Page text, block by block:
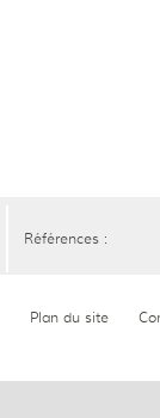
Références :
Plan du site